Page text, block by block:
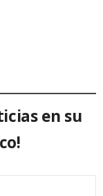
en su